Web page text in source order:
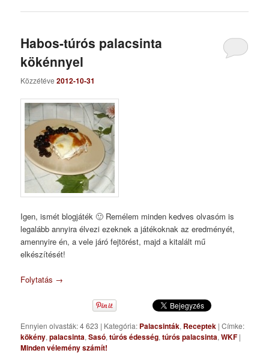
Habos-túrós palacsinta
kökénnyel
Közzétéve2012-10-31
Igen, ismét blogjáték 🙂 Remélem minden kedves olvasóm is
legalább annyira élvezi ezeknek a játékoknak az eredményét,
amennyire én, a vele járó fejtörést, majd a kitalált mű
elkészítését!
Folytatás →
Ennyien olvasták: 4 623 | Kategória: Palacsinták, Receptek |Címke:
kökény,palacsinta,Sasó,túrós édesség,túrós palacsinta,WKF |
Minden vélemény számít!